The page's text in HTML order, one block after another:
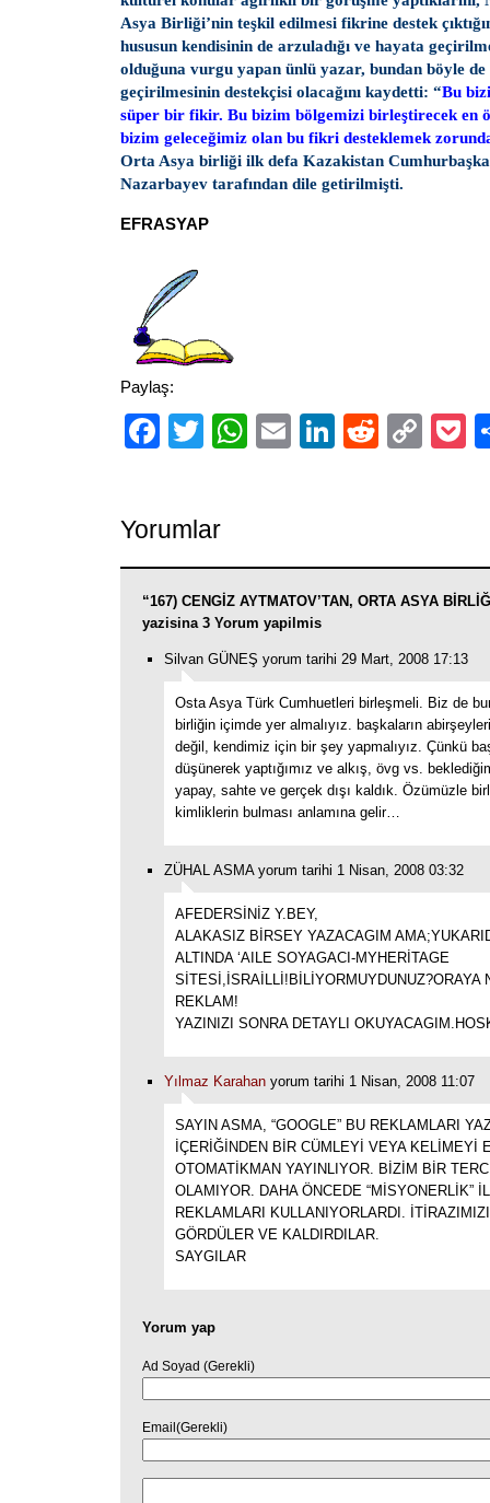
Asya Birliği’nin teşkil edilmesi fikrine destek
hususun kendisinin de arzuladığı ve hayata
olduğuna vurgu yapan ünlü yazar, bundan böyle
geçirilmesinin destekçisi olacağını kaydetti: “Bu
süper bir fikir. Bu bizim bölgemizi birleştirecek en
bizim geleceğimiz olan bu fikri desteklemek
Orta Asya birliği ilk defa Kazakistan
Nazarbayev tarafından dile getirilmişti.
EFRASYAP
Paylaş:
Facebook
TwitterWhatsApp
EmailLinkedIn
Reddit
Yorumlar
“167) CENGİZ AYTMATOV’TAN, ORTA ASYA
yazisina 3 Yorum yapilmis
Silvan GÜNEŞ yorum tarihi 29 Mart, 2008 17:13
Osta Asya Türk Cumhuetleri birleşmeli. Biz de
birliğin içimde yer almalıyız. başkaların
değil, kendimiz için bir şey yapmalıyız. Çünkü
düşünerek yaptığımız ve alkış, övg vs.
yapay, sahte ve gerçek dışı kaldık. Özümüzle
kimliklerin bulması anlamına gelir…
ZÜHAL ASMA yorum tarihi 1 Nisan, 2008 03:32
AFEDERSİNİZ Y.BEY,
ALAKASIZ BİRSEY YAZACAGIM
ALTINDA ‘AILE SOYAGACI-MYHERİTAGE
SİTESİ,İSRAİLLİ!BİLİYORMUYDUNUZ?ORAYA
REKLAM!
YAZINIZI SONRA DETAYLI
Yılmaz Karahan yorum tarihi 1 Nisan, 2008 11:07
SAYIN ASMA, “GOOGLE” BU REKLAMLARI
İÇERİĞİNDEN BİR CÜMLEYİ VEYA KELİMEYİ
OTOMATİKMAN YAYINLIYOR. BİZİM BİR
OLAMIYOR. DAHA ÖNCEDE “MİSYONERLİK”
REKLAMLARI KULLANIYORLARDI.
GÖRDÜLER VE KALDIRDILAR.
SAYGILAR
Yorum yap
Ad Soyad (Gerekli)
Email(Gerekli)